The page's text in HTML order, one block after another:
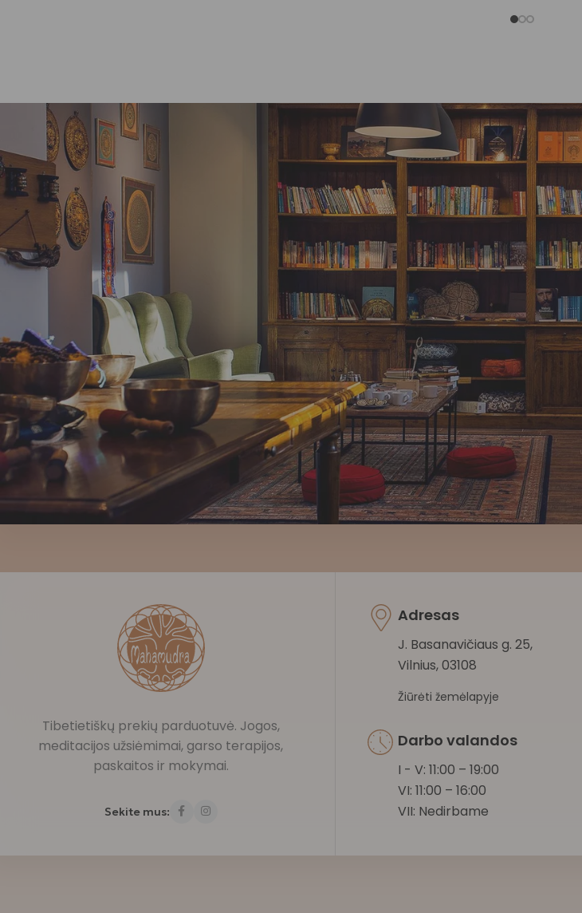
Tibetietiškų prekių parduotuvė. Jogos,
meditacijos užsiėmimai, garso terapijos,
paskaitos ir mokymai.
Sekite mus:
Adresas
J. Basanavičiaus g. 25,
Vilnius, 03108
Žiūrėti žemėlapyje
Darbo valandos
I - V: 11:00 – 19:00
VI: 11:00 – 16:00
VII: Nedirbame